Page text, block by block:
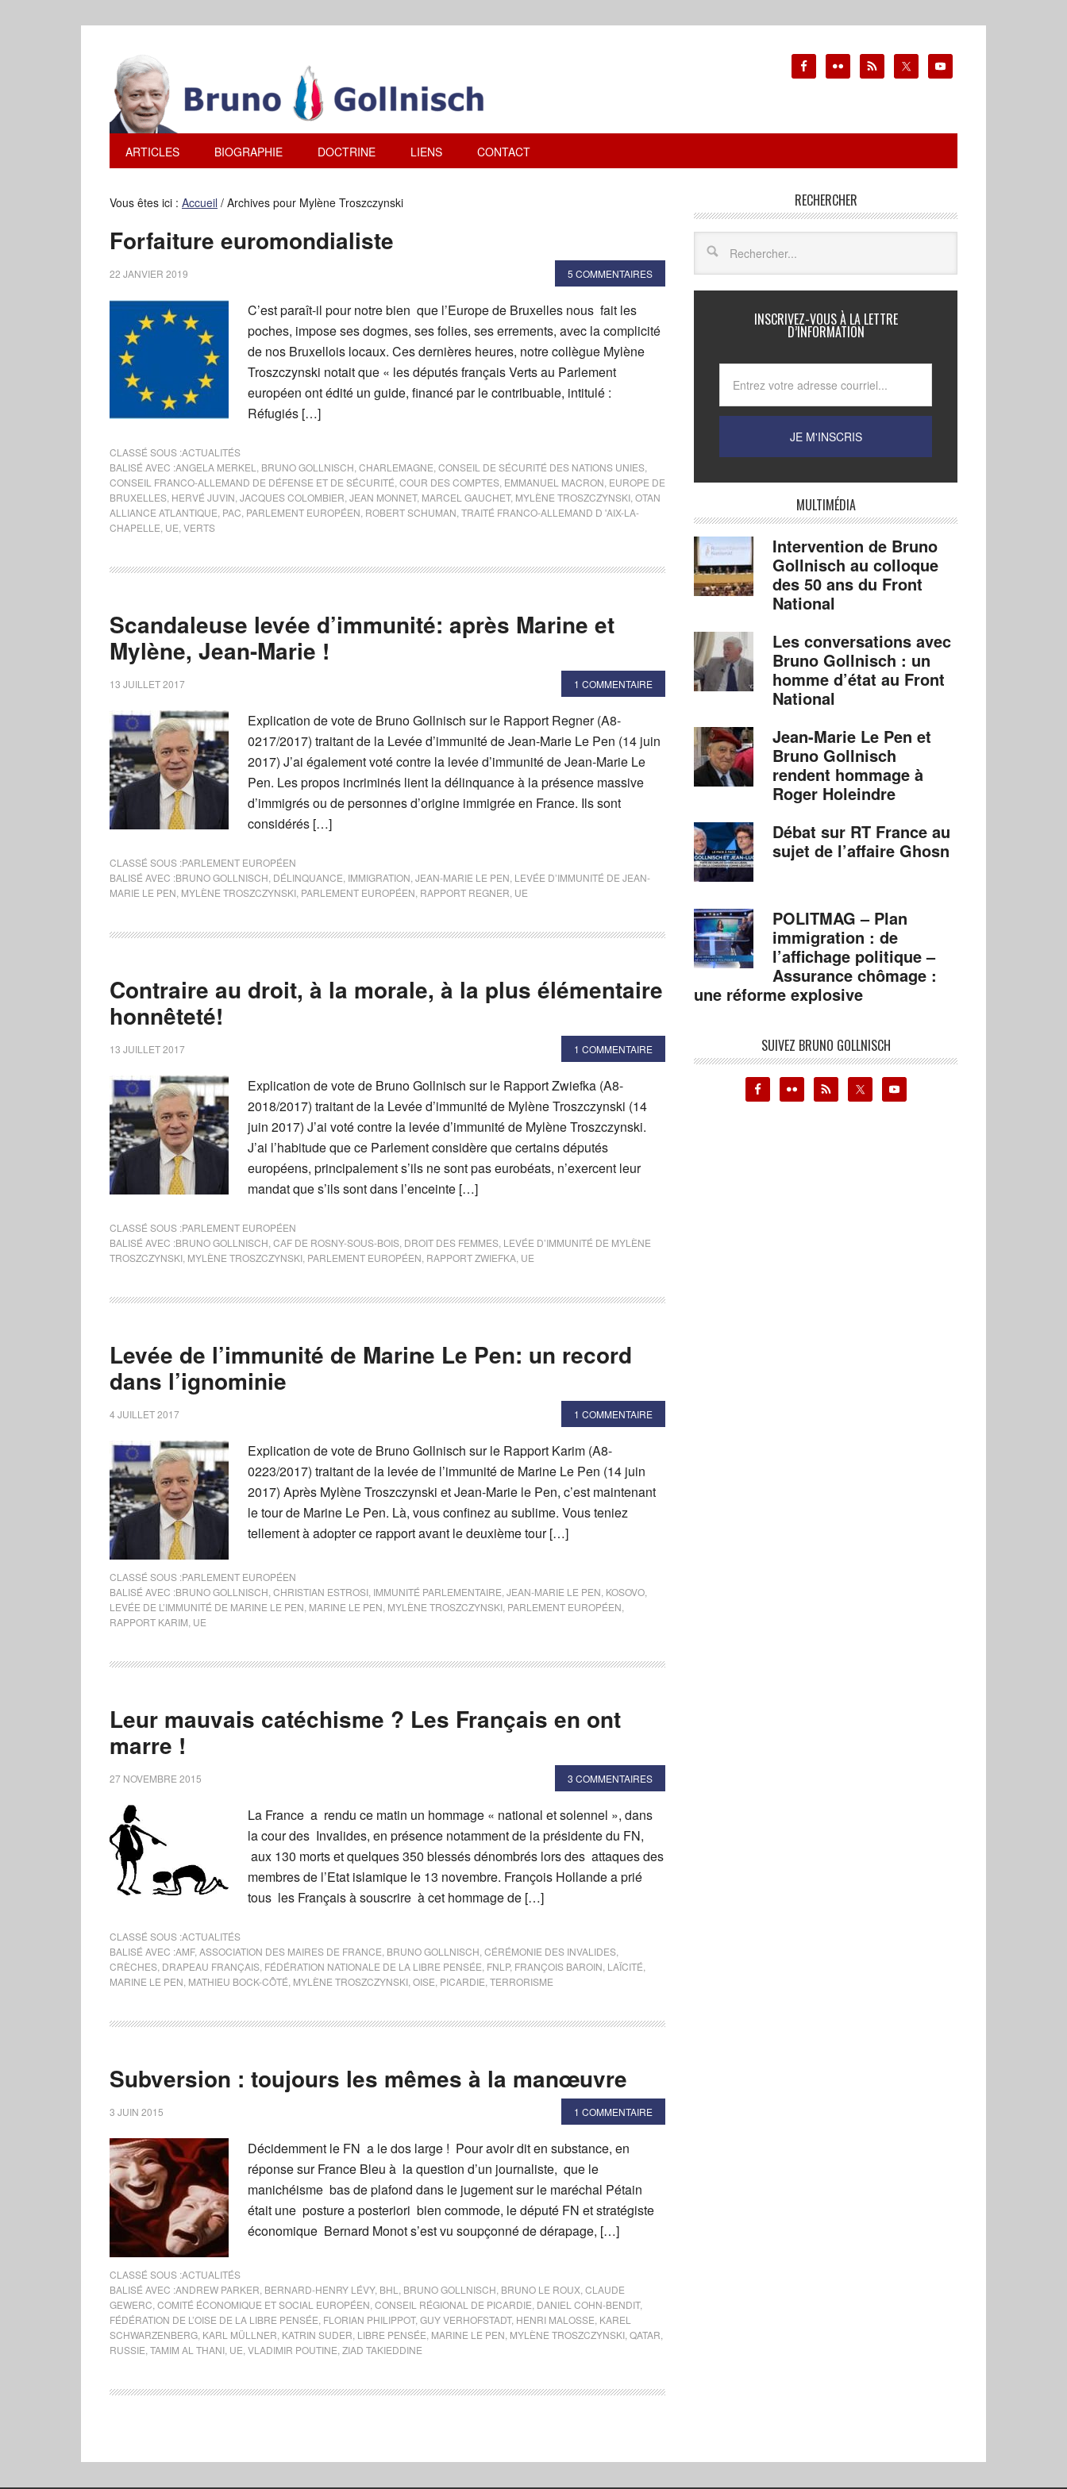
ARTICLES BIOGRAPHIE DOCTRINE LIENS CONTACT
Vous êtes ici : Accueil / Archives pour Mylène Troszczynski
Forfaiture euromondialiste
22 JANVIER 2019 5 COMMENTAIRES
C’est paraît-il pour notre bien que l’Europe de Bruxelles nous fait les
poches, impose ses dogmes, ses folies, ses errements, avec la complicité
de nos Bruxellois locaux. Ces dernières heures, notre collègue Mylène
Troszczynski notait que « les députés français Verts au Parlement
européen ont édité un guide, financé par le contribuable, intitulé :
Réfugiés […]
CLASSÉ SOUS :ACTUALITÉS
BALISÉ AVEC :ANGELA MERKEL BRUNO GOLLNISCH CHARLEMAGNE CONSEIL DE SÉCURITÉ DES NATIONS UNIES
CONSEIL FRANCO-ALLEMAND DE DÉFENSE ET DE SÉCURITÉ COUR DES COMPTES EMMANUEL MACRON EUROPE DE
BRUXELLES HERVÉ JUVIN JACQUES COLOMBIER JEAN MONNET, MARCEL GAUCHET, MYLÈNE TROSZCZYNSKI OTAN
ALLIANCE ATLANTIQUE PAC PARLEMENT EUROPÉEN ROBERT SCHUMAN TRAITÉ FRANCO-ALLEMAND D 'AIX-LA-
CHAPELLE UE VERTS
Scandaleuse levée d’immunité: après Marine et
Mylène, Jean-Marie !
13 JUILLET 2017 1 COMMENTAIRE
Explication de vote de Bruno Gollnisch sur le Rapport Regner (A8-
0217/2017) traitant de la Levée d’immunité de Jean-Marie Le Pen (14 juin
2017) J’ai également voté contre la levée d’immunité de Jean-Marie Le
Pen. Les propos incriminés lient la délinquance à la présence massive
d’immigrés ou de personnes d’origine immigrée en France. Ils sont
considérés […]
CLASSÉ SOUS :PARLEMENT EUROPÉEN
BALISÉ AVEC :BRUNO GOLLNISCH DÉLINQUANCE IMMIGRATION JEAN-MARIE LE PEN LEVÉE D’IMMUNITÉ DE JEAN-
MARIE LE PEN MYLÈNE TROSZCZYNSKI PARLEMENT EUROPÉEN RAPPORT REGNER UE
Contraire au droit, à la morale, à la plus élémentaire
honnêteté!
13 JUILLET 2017 1 COMMENTAIRE
Explication de vote de Bruno Gollnisch sur le Rapport Zwiefka (A8-
2018/2017) traitant de la Levée d’immunité de Mylène Troszczynski (14
juin 2017) J’ai voté contre la levée d’immunité de Mylène Troszczynski.
J’ai l’habitude que ce Parlement considère que certains députés
européens, principalement s’ils ne sont pas eurobéats, n’exercent leur
mandat que s’ils sont dans l’enceinte […]
CLASSÉ SOUS :PARLEMENT EUROPÉEN
BALISÉ AVEC :BRUNO GOLLNISCH CAF DE ROSNY-SOUS-BOIS DROIT DES FEMMES LEVÉE D’IMMUNITÉ DE MYLÈNE
TROSZCZYNSKI MYLÈNE TROSZCZYNSKI PARLEMENT EUROPÉEN RAPPORT ZWIEFKA UE
Levée de l’immunité de Marine Le Pen: un record
dans l’ignominie
4 JUILLET 2017 1 COMMENTAIRE
Explication de vote de Bruno Gollnisch sur le Rapport Karim (A8-
0223/2017) traitant de la levée de l’immunité de Marine Le Pen (14 juin
2017) Après Mylène Troszczynski et Jean-Marie le Pen, c’est maintenant
le tour de Marine Le Pen. Là, vous confinez au sublime. Vous teniez
tellement à adopter ce rapport avant le deuxième tour […]
CLASSÉ SOUS :PARLEMENT EUROPÉEN
BALISÉ AVEC :BRUNO GOLLNISCH CHRISTIAN ESTROSI IMMUNITÉ PARLEMENTAIRE JEAN-MARIE LE PEN KOSOVO
LEVÉE DE L’IMMUNITÉ DE MARINE LE PEN MARINE LE PEN MYLÈNE TROSZCZYNSKI PARLEMENT EUROPÉEN
RAPPORT KARIM UE
Leur mauvais catéchisme ? Les Français en ont
marre !
27 NOVEMBRE 2015 3 COMMENTAIRES
La France a rendu ce matin un hommage « national et solennel », dans
la cour des Invalides, en présence notamment de la présidente du FN,
aux 130 morts et quelques 350 blessés dénombrés lors des attaques des
membres de l’Etat islamique le 13 novembre. François Hollande a prié
tous les Français à souscrire à cet hommage de […]
CLASSÉ SOUS :ACTUALITÉS
BALISÉ AVEC :AMF, ASSOCIATION DES MAIRES DE FRANCE BRUNO GOLLNISCH CÉRÉMONIE DES INVALIDES
CRÈCHES DRAPEAU FRANÇAIS FÉDÉRATION NATIONALE DE LA LIBRE PENSÉE FNLP, FRANÇOIS BAROIN LAÏCITÉ
MARINE LE PEN MATHIEU BOCK-CÔTÉ MYLÈNE TROSZCZYNSKI OISE PICARDIE TERRORISME
Subversion : toujours les mêmes à la manœuvre
3 JUIN 2015 1 COMMENTAIRE
Décidemment le FN a le dos large ! Pour avoir dit en substance, en
réponse sur France Bleu à la question d’un journaliste, que le
manichéisme bas de plafond dans le jugement sur le maréchal Pétain
était une posture a posteriori bien commode, le député FN et stratégiste
économique Bernard Monot s’est vu soupçonné de dérapage, […]
CLASSÉ SOUS :ACTUALITÉS
BALISÉ AVEC :ANDREW PARKER BERNARD-HENRY LÉVY, BHL BRUNO GOLLNISCH BRUNO LE ROUX CLAUDE
GEWERC COMITÉ ÉCONOMIQUE ET SOCIAL EUROPÉEN CONSEIL RÉGIONAL DE PICARDIE DANIEL COHN-BENDIT,
FÉDÉRATION DE L’OISE DE LA LIBRE PENSÉE FLORIAN PHILIPPOT, GUY VERHOFSTADT, HENRI MALOSSE KAREL
SCHWARZENBERG KARL MÜLLNER KATRIN SUDER LIBRE PENSÉE MARINE LE PEN MYLÈNE TROSZCZYNSKI QATAR
RUSSIE TAMIM AL THANI UE VLADIMIR POUTINE ZIAD TAKIEDDINE
RECHERCHER
INSCRIVEZ-VOUS À LA LETTRE
D’INFORMATION
MULTIMÉDIA
Intervention de Bruno
Gollnisch au colloque
des 50 ans du Front
National
Les conversations avec
Bruno Gollnisch : un
homme d’état au Front
National
Jean-Marie Le Pen et
Bruno Gollnisch
rendent hommage à
Roger Holeindre
Débat sur RT France au
sujet de l’affaire Ghosn
POLITMAG – Plan
immigration : de
l’affichage politique –
Assurance chômage :
une réforme explosive
SUIVEZ BRUNO GOLLNISCH